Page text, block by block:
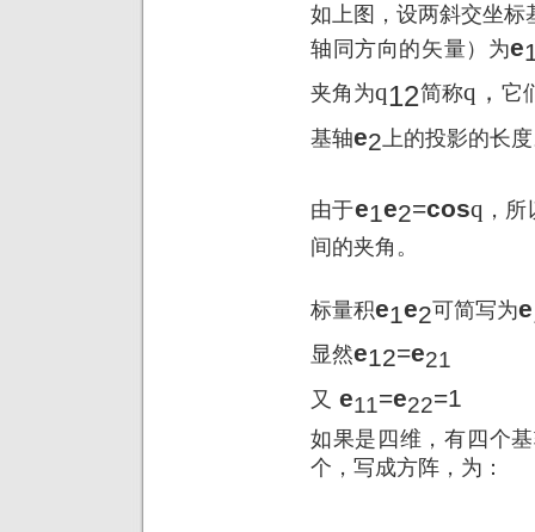
如上图，设两斜交坐标
轴同方向的矢量）为e
夹角为q12简称q ，它
基轴e2 上的投影的长
由于e1e2=cosq ， 所
间的夹角。
标量积e1e2可简写为e
显然e12=e21
又 e11=e22=1
如果是四维，有四个
个，写成方阵，为：